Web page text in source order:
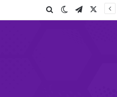
تيلقرامالوضع المظلم
بحث عن